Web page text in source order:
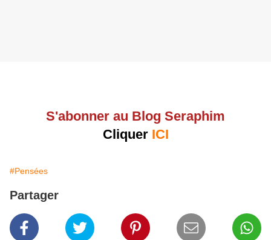
S'abonner au Blog Seraphim
Cliquer ICI
#Pensées
Partager